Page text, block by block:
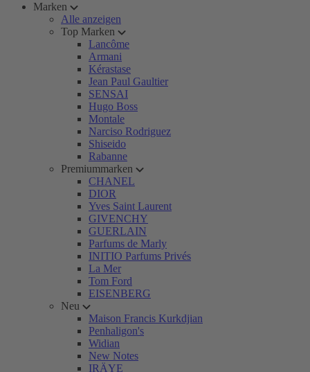
Marken
Alle anzeigen
Top Marken
Lancôme
Armani
Kérastase
Jean Paul Gaultier
SENSAI
Hugo Boss
Montale
Narciso Rodriguez
Shiseido
Rabanne
Premiummarken
CHANEL
DIOR
Yves Saint Laurent
GIVENCHY
GUERLAIN
Parfums de Marly
INITIO Parfums Privés
La Mer
Tom Ford
EISENBERG
Neu
Maison Francis Kurkdjian
Penhaligon's
Widian
New Notes
IRÄYE